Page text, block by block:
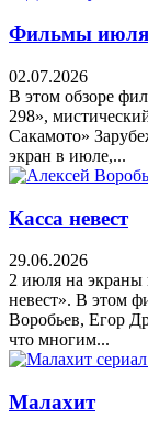
Фильмы
02.07.2026
В этом обзоре
298»,
Сакамото»
экран в июле,...
Касса невест
29.06.2026
2 июля на экраны
невест». В этом
Воробьев, Егор
что многим...
Малахит